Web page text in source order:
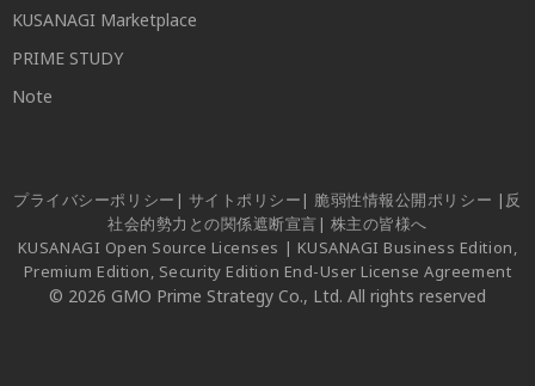
KUSANAGI Marketplace
PRIME STUDY
Note
プライバシーポリシー | サイトポリシー | 脆弱性情報公開ポリシー | 反
社会的勢力との関係遮断宣言 | 株主の皆様へ
KUSANAGI Open Source Licenses | KUSANAGI Business Edition,
Premium Edition, Security Edition End-User License Agreement
© 2026 GMO Prime Strategy Co., Ltd. All rights reserved